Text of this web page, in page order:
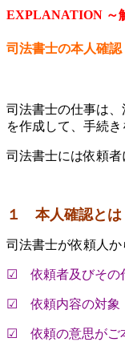
EXPLANATION ～
司法書士の本人確
司法書士の仕事は
を作成して、手続
司法書士には依頼
１ 本人確認とは
司法書士が依頼人か
☑ 依頼者及びその
☑ 依頼内容の対象
☑ 依頼の意思がご